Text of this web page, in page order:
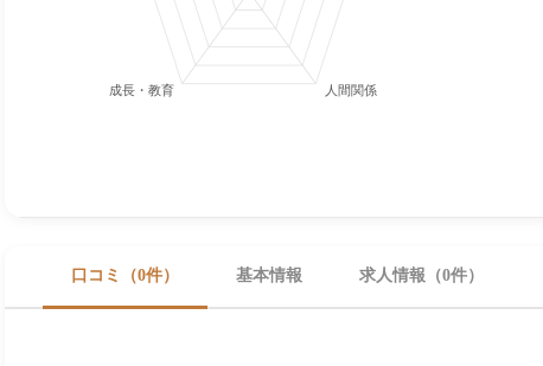
人間関係
成長・教育
口コミ（0件） 基本情報 求人情報（0件）